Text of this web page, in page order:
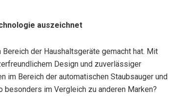
auszeichnet
der Haushaltsgeräte gemacht hat. Mit
Design und zuverlässiger
im Bereich der automatischen Staubsauger und
besonders im Vergleich zu anderen Marken?